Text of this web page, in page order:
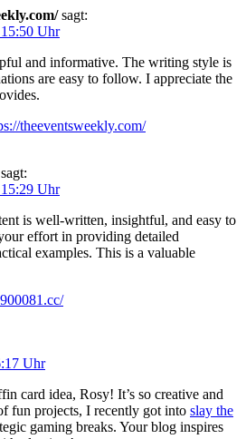
sagt:
Uhr
and informative. The writing style is
are easy to follow. I appreciate the
theeventsweekly.com/
sagt:
Uhr
is well-written, insightful, and easy to
effort in providing detailed
examples. This is a valuable
Uhr
card idea, Rosy! It’s so creative and
fun projects, I recently got into slay the
gaming breaks. Your blog inspires